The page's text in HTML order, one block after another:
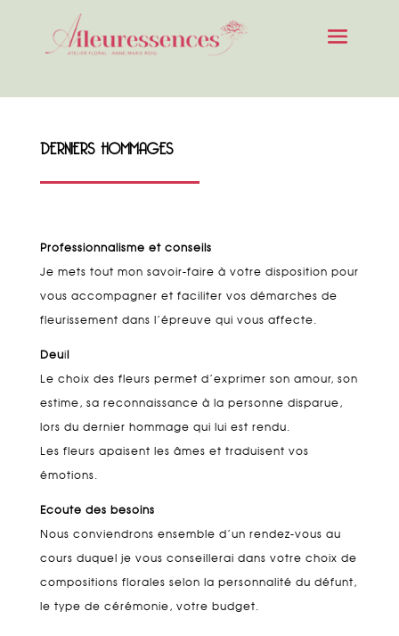
DERNIERS HOMMAGES
Professionnalisme et conseils
Je mets tout mon savoir-faire à votre disposition pour
vous accompagner et faciliter vos démarches de
fleurissement dans l’épreuve qui vous affecte.
Deui
Le choix des fleurs permet d’exprimer son amour, son
estime, sa reconnaissance à la personne disparue,
lors du dernier hommage qui lui est rendu.
Les fleurs apaisent les âmes et traduisent vos
émotions.
Ecoute des besoins
Nous conviendrons ensemble d’un rendez-vous au
cours duquel je vous conseillerai dans votre choix de
compositions florales selon la personnalité du défunt,
le type de cérémonie, votre budget.